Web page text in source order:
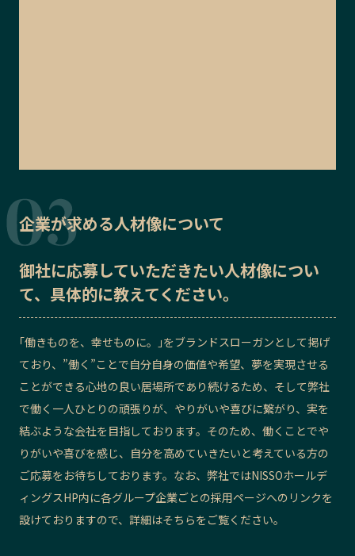
企業が求める人材像について
御社に応募していただきたい人材像につい
て、具体的に教えてください。
｢働きものを、幸せものに。｣をブランドスローガンとして掲げ
ており、”働く”ことで自分自身の価値や希望、夢を実現させる
ことができる心地の良い居場所であり続けるため、そして弊社
で働く一人ひとりの頑張りが、やりがいや喜びに繋がり、実を
結ぶような会社を目指しております。そのため、働くことでや
りがいや喜びを感じ、自分を高めていきたいと考えている方の
ご応募をお待ちしております。 なお、弊社ではNISSOホールデ
ィングスHP内に各グループ企業ごとの採用ページへのリンクを
設けておりますので、詳細はそちらをご覧ください。